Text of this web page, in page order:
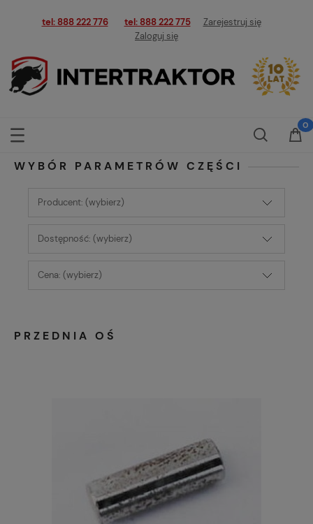
tel: 888 222 776 tel: 888 222 775
Zarejestruj się
Zaloguj się
WYBÓR PARAMETRÓW CZĘŚCI
Producent: (wybierz)
Dostępność: (wybierz)
Cena: (wybierz)
PRZEDNIA OŚ